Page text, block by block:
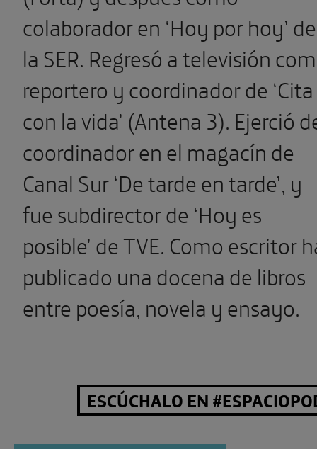
colaborador en ‘Hoy por hoy’ de
la SER. Regresó a televisión
reportero y coordinador de ‘Cita
con la vida’ (Antena 3). Ejerció
coordinador en el magacín de
Canal Sur ‘De tarde en tarde’, y
fue subdirector de ‘Hoy es
posible’ de TVE. Como escritor
publicado una docena de libros
entre poesía, novela y ensayo.
ESCÚCHALO EN